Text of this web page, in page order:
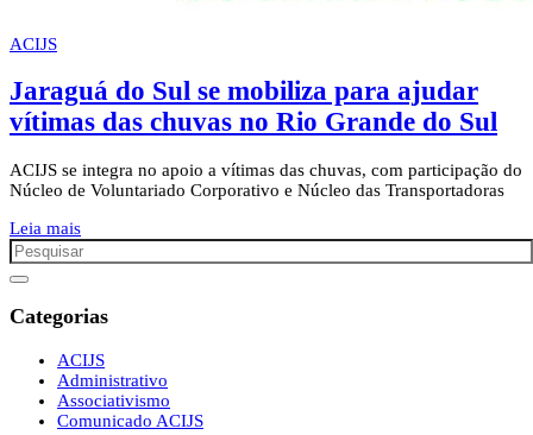
ACIJS
Jaraguá do Sul se mobiliza para ajudar
vítimas das chuvas no Rio Grande do Sul
ACIJS se integra no apoio a vítimas das chuvas, com participação do
Núcleo de Voluntariado Corporativo e Núcleo das Transportadoras
Leia mais
Categorias
ACIJS
Administrativo
Associativismo
Comunicado ACIJS